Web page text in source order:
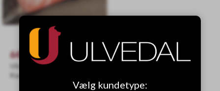
64,95 DKK
Ulvedal
Kartoffelspegepølse ca
Vælg kundetype: